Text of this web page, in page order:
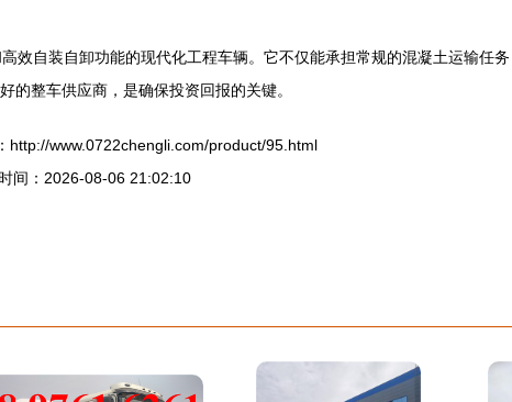
效自装自卸功能的现代化工程车辆。它不仅能承担常规的混凝土运输任
的整车供应商，是确保投资回报的关键。
http://www.0722chengli.com/product/95.html
间：2026-08-06 21:02:10